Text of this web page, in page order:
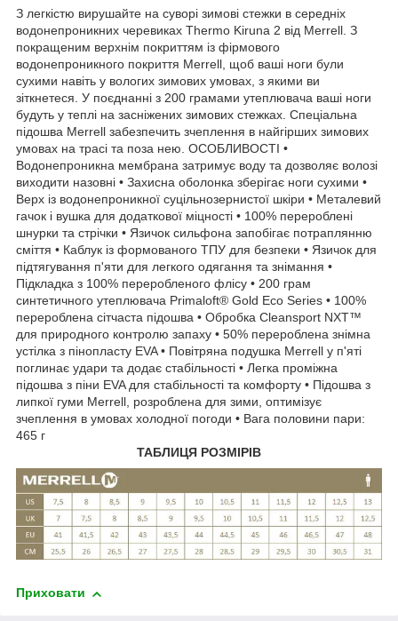
З легкістю вирушайте на суворі зимові стежки в середніх
водонепроникних черевиках Thermo Kiruna 2 від Merrell. З
покращеним верхнім покриттям із фірмового
водонепроникного покриття Merrell, щоб ваші ноги були
сухими навіть у вологих зимових умовах, з якими ви
зіткнетеся. У поєднанні з 200 грамами утеплювача ваші ноги
будуть у теплі на засніжених зимових стежках. Спеціальна
підошва Merrell забезпечить зчеплення в найгірших зимових
умовах на трасі та поза нею. ОСОБЛИВОСТІ •
Водонепроникна мембрана затримує воду та дозволяє волозі
виходити назовні • Захисна оболонка зберігає ноги сухими •
Верх із водонепроникної суцільнозернистої шкіри • Металевий
гачок і вушка для додаткової міцності • 100% перероблені
шнурки та стрічки • Язичок сильфона запобігає потраплянню
сміття • Каблук із формованого ТПУ для безпеки • Язичок для
підтягування п'яти для легкого одягання та знімання •
Підкладка з 100% переробленого флісу • 200 грам
синтетичного утеплювача Primaloft® Gold Eco Series • 100%
перероблена сітчаста підошва • Обробка Cleansport NXT™
для природного контролю запаху • 50% перероблена знімна
устілка з пінопласту EVA • Повітряна подушка Merrell у п'яті
поглинає удари та додає стабільності • Легка проміжна
підошва з піни EVA для стабільності та комфорту • Підошва з
липкої гуми Merrell, розроблена для зими, оптимізує
зчеплення в умовах холодної погоди • Вага половини пари:
465 г
ТАБЛИЦЯ РОЗМІРІВ
Приховати